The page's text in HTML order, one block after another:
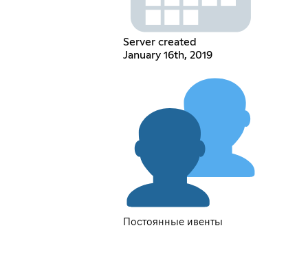
Server created
January 16th, 2019
Постоянные ивенты